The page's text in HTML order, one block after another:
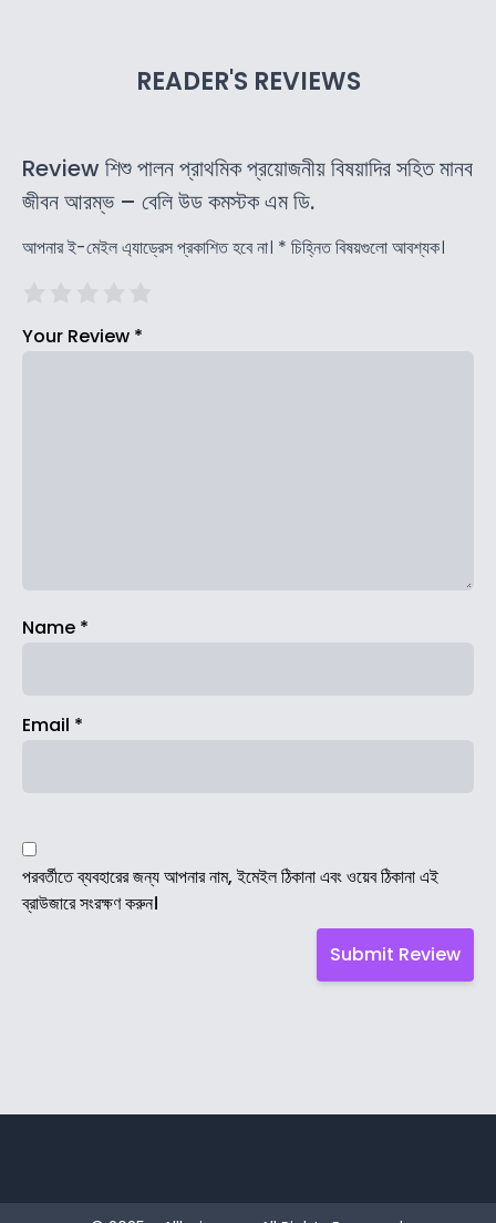
READER'S REVIEWS
Review শিশু পালন প্রাথমিক প্রয়োজনীয় বিষয়াদির সহিত মানব
জীবন আরম্ভ – বেলি উড কমস্টক এম ডি.
আপনার ই-মেইল এ্যাড্রেস প্রকাশিত হবে না। * চিহ্নিত বিষয়গুলো আবশ্যক।
Your Review *
Name *
Email *
পরবর্তীতে ব্যবহারের জন্য আপনার নাম, ইমেইল ঠিকানা এবং ওয়েব ঠিকানা এই
ব্রাউজারে সংরক্ষণ করুন।